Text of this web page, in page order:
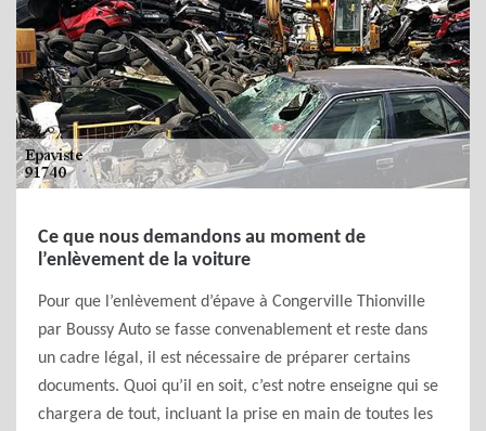
Ce que nous demandons au moment de
l’enlèvement de la voiture
Pour que l’enlèvement d’épave à Congerville Thionville
par Boussy Auto se fasse convenablement et reste dans
un cadre légal, il est nécessaire de préparer certains
documents. Quoi qu’il en soit, c’est notre enseigne qui se
chargera de tout, incluant la prise en main de toutes les